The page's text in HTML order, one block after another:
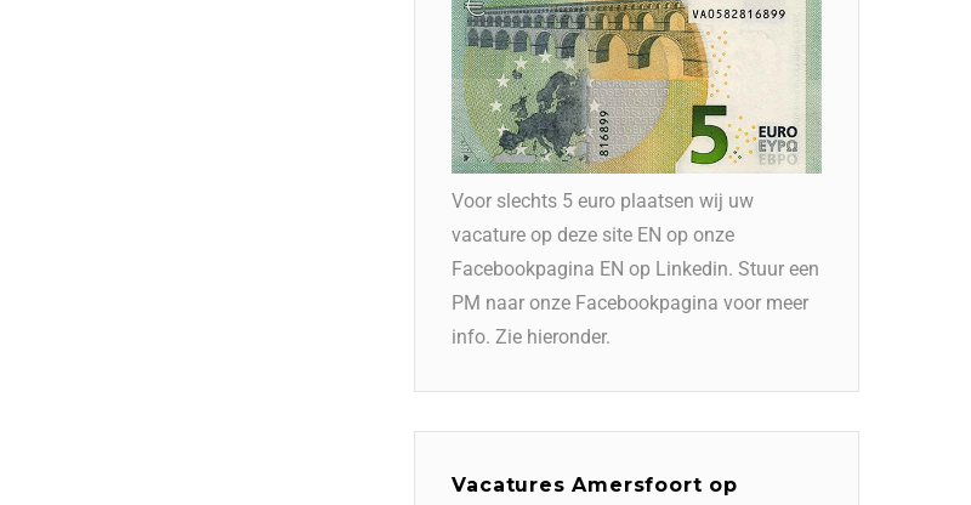
Voor slechts 5 euro plaatsen wij uw
vacature op deze site EN op onze
Facebookpagina EN op Linkedin. Stuur een
PM naar onze Facebookpagina voor meer
info. Zie hieronder.
Vacatures Amersfoort op